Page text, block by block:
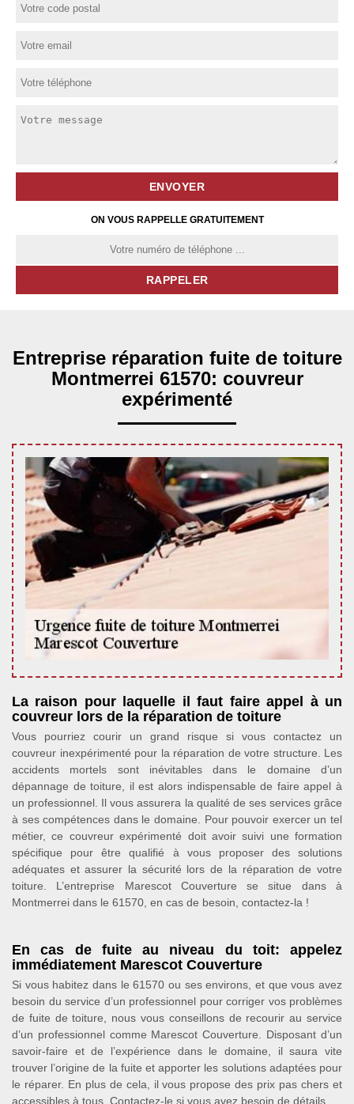
ON VOUS RAPPELLE GRATUITEMENT
Entreprise réparation fuite de toiture
Montmerrei 61570: couvreur
expérimenté
La raison pour laquelle il faut faire appel à un
couvreur lors de la réparation de toiture
Vous pourriez courir un grand risque si vous contactez un
couvreur inexpérimenté pour la réparation de votre structure. Les
accidents mortels sont inévitables dans le domaine d’un
dépannage de toiture, il est alors indispensable de faire appel à
un professionnel. Il vous assurera la qualité de ses services grâce
à ses compétences dans le domaine. Pour pouvoir exercer un tel
métier, ce couvreur expérimenté doit avoir suivi une formation
spécifique pour être qualifié à vous proposer des solutions
adéquates et assurer la sécurité lors de la réparation de votre
toiture. L’entreprise Marescot Couverture se situe dans à
Montmerrei dans le 61570, en cas de besoin, contactez-la !
En cas de fuite au niveau du toit: appelez
immédiatement Marescot Couverture
Si vous habitez dans le 61570 ou ses environs, et que vous avez
besoin du service d’un professionnel pour corriger vos problèmes
de fuite de toiture, nous vous conseillons de recourir au service
d’un professionnel comme Marescot Couverture. Disposant d’un
savoir-faire et de l’expérience dans le domaine, il saura vite
trouver l’origine de la fuite et apporter les solutions adaptées pour
le réparer. En plus de cela, il vous propose des prix pas chers et
accessibles à tous. Contactez-le si vous avez besoin de détails.